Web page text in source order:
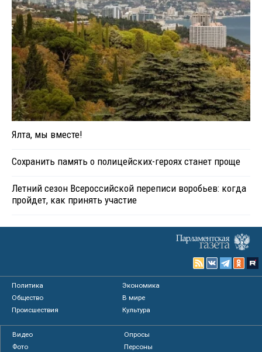
Ялта, мы вместе!
Сохранить память о полицейских-героях станет проще
Летний сезон Всероссийской переписи воробьев: когда
пройдет, как принять участие
Политика
Экономика
Общество
В мире
Происшествия
Культура
Видео
Опросы
Фото
Персоны